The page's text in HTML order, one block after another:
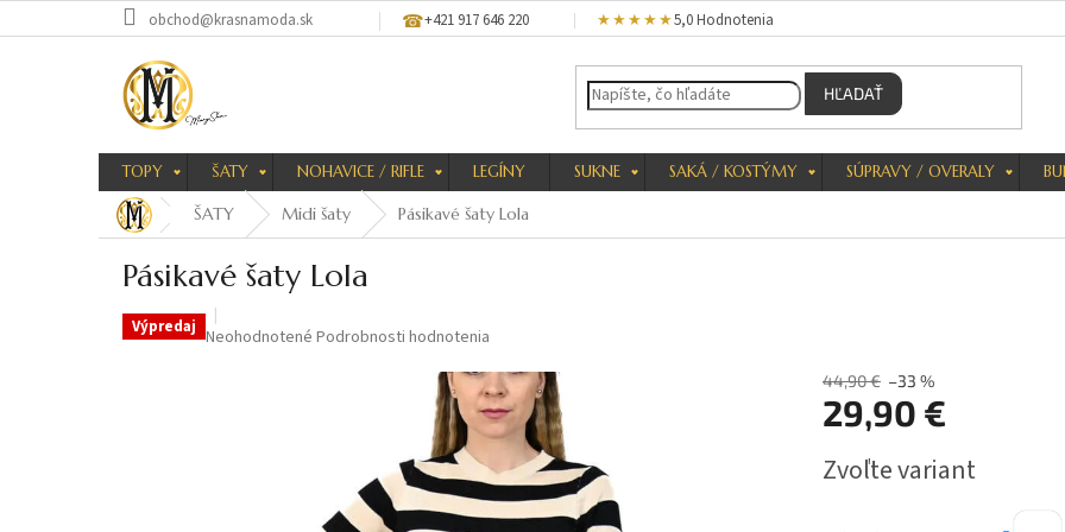
na
obchod@krasnamoda.sk +421 917 646 220 ★★★★★5,0 Hodnotenia
HĽADAŤ
TOPY ŠATY NOHAVICE / RIFLE LEGÍNY SUKNE SAKÁ / KOSTÝMY SÚPRAVY / OVERALY
ŠATY Midi šaty Pásikavé šaty Lola
Pásikavé šaty Lola
Výpredaj Priemerné
Neohodnotené Podrobnosti hodnotenia
44,90 € –33 %
29,90 €
cena:
Zvoľte variant